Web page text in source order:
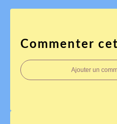
Commenter
Ajouter un